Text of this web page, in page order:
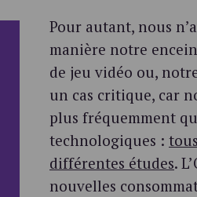
Pour autant, nous
manière notre
de jeu vidéo ou,
un cas critique, car
plus fréquemment
technologiques :
différentes études.
nouvelles